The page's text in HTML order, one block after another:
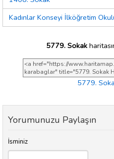
Kadınlar Konseyi İlköğretim
5779. Sokak
5779.
Yorumunuzu Paylaşın
İsminiz